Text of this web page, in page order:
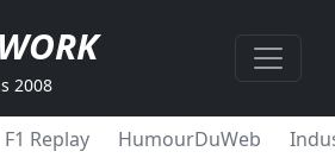
2008
F1 Replay HumourDuWeb